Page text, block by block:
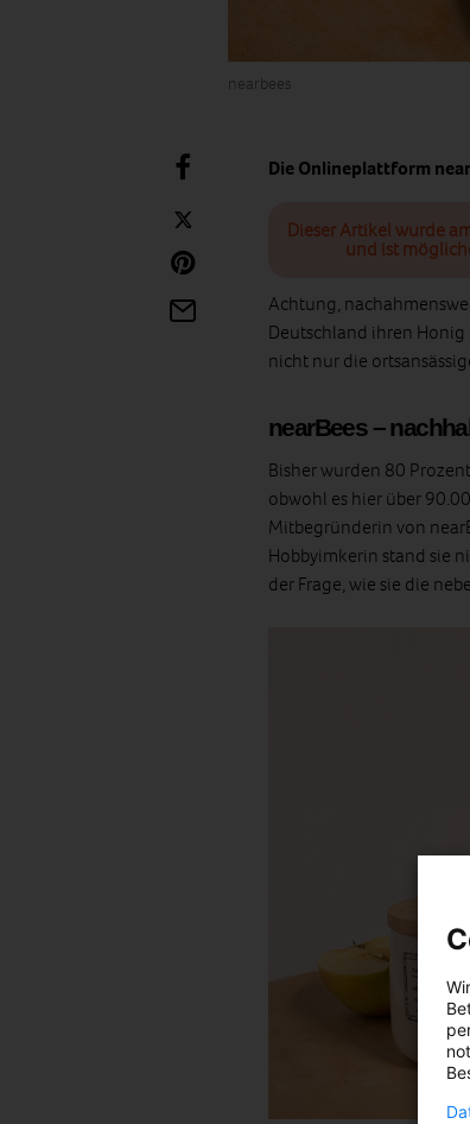
nearbees
Die Onlineplattform
Dieser Artikel wurde
und ist
Achtung,
Deutschland ihren
nicht nur die
nearBees –
Bisher wurden 80
obwohl es hier über
Mitbegründerin von
Hobbyimkerin stand sie
der Frage, wie sie die